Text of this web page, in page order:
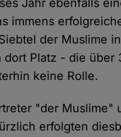
Jahr ebenfalls
immens
der Muslime
dort Platz - die über
keine Rolle.
"der Muslime"
erfolgten